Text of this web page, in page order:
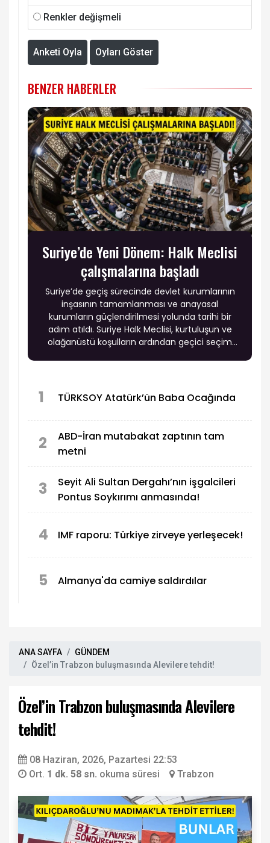
Renkler değişmeli
Anketi Oyla Oyları Göster
BENZER HABERLER
Suriye’de Yeni Dönem: Halk Meclisi
çalışmalarına başladı
Suriye’de geçiş sürecinde devlet kurumlarının
inşasının tamamlanması ve anayasal
kurumların güçlendirilmesi yolunda tarihi bir
adım atıldı. Suriye Halk Meclisi, kurtuluşun ve
olağanüstü koşulların ardından geçici seçim
1 TÜRKSOY Atatürk’ün Baba Ocağında
2
ABD-İran mutabakat zaptının tam
metni
3
Seyit Ali Sultan Dergahı’nın işgalcileri
Pontus Soykırımı anmasında!
4 IMF raporu: Türkiye zirveye yerleşecek!
5 Almanya'da camiye saldırdılar
ANA SAYFA
GÜNDEM
Özel’in Trabzon buluşmasında Alevilere tehdit!
Özel’in Trabzon buluşmasında Alevilere
tehdit!
08 Haziran, 2026, Pazartesi 22:53
Ort. 1 dk. 58 sn. okuma süresi Trabzon